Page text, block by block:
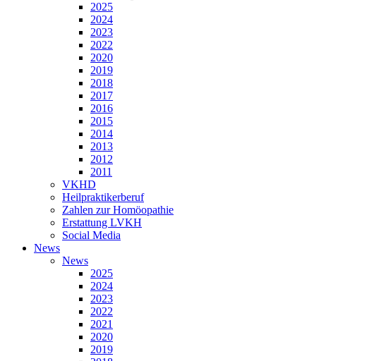
2025
2024
2023
2022
2020
2019
2018
2017
2016
2015
2014
2013
2012
2011
VKHD
Heilpraktikerberuf
Zahlen zur Homöopathie
Erstattung LVKH
Social Media
News
News
2025
2024
2023
2022
2021
2020
2019